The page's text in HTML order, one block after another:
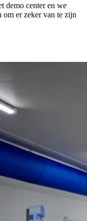
demo center en we
om er zeker van te zijn